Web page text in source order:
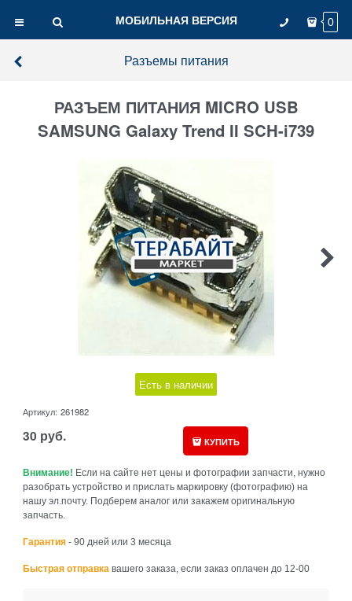
МОБИЛЬНАЯ ВЕРСИЯ 0
Разъемы питания
РАЗЪЕМ ПИТАНИЯ MICRO USB
SAMSUNG Galaxy Trend II SCH-i739
Есть в наличии
Артикул: 261982
30 руб. КУПИТЬ
Внимание! Если на сайте нет цены и фотографии запчасти, нужно
разобрать устройство и прислать маркировку (фотографию) на
нашу эл.почту. Подберем аналог или закажем оригинальную
запчасть.
Гарантия - 90 дней или 3 месяца
Быстрая отправка вашего заказа, если заказ оплачен до 12-00